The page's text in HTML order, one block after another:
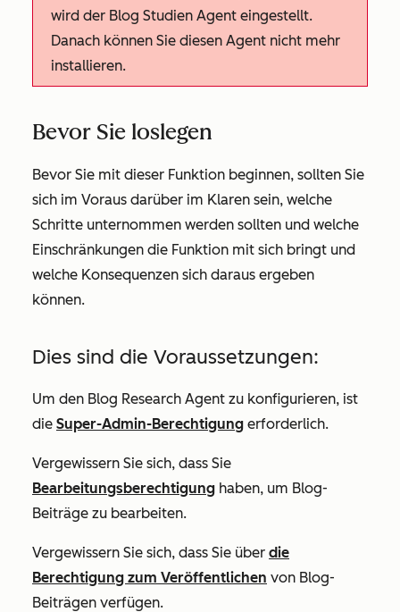
wird der Blog Studien Agent eingestellt.
Danach können Sie diesen Agent nicht mehr
installieren.
Bevor Sie loslegen
Bevor Sie mit dieser Funktion beginnen, sollten Sie
sich im Voraus darüber im Klaren sein, welche
Schritte unternommen werden sollten und welche
Einschränkungen die Funktion mit sich bringt und
welche Konsequenzen sich daraus ergeben
können.
Dies sind die Voraussetzungen:
Um den Blog Research Agent zu konfigurieren, ist
die Super-Admin-Berechtigung erforderlich.
Vergewissern Sie sich, dass Sie
Bearbeitungsberechtigung haben, um Blog-
Beiträge zu bearbeiten.
Vergewissern Sie sich, dass Sie über die
Berechtigung zum Veröffentlichen von Blog-
Beiträgen verfügen.